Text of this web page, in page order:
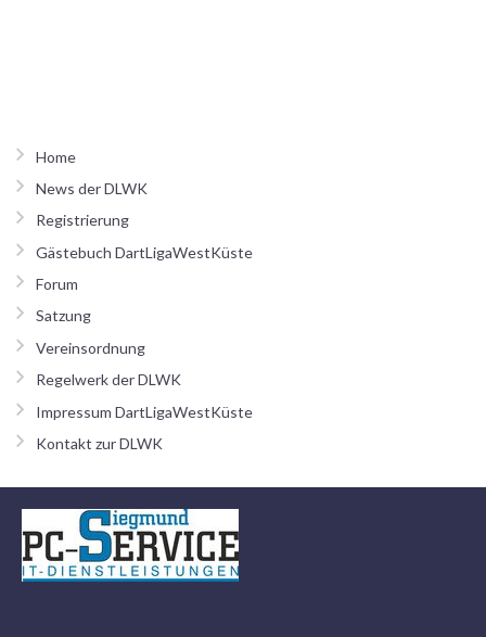
Home
News der DLWK
Registrierung
Gästebuch DartLigaWestKüste
Forum
Satzung
Vereinsordnung
Regelwerk der DLWK
Impressum DartLigaWestKüste
Kontakt zur DLWK